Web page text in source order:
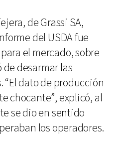
de Grassi SA,
del USDA fue
el mercado, sobre
desarmar las
“El dato de producción
chocante”, explicó, al
se dio en sentido
los operadores.